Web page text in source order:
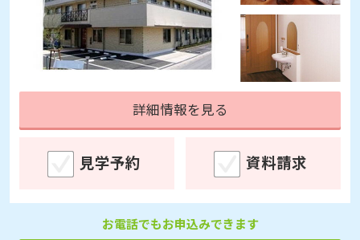
詳細情報を見る
見学予約 資料請求
お電話でもお申込みできます